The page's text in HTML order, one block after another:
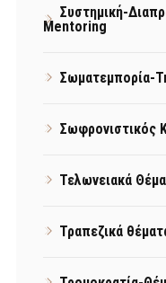
Συστημική-
Mentoring
Σωματεμπορία-
Σωφρονιστικός
Τελωνειακά
Τραπεζικά